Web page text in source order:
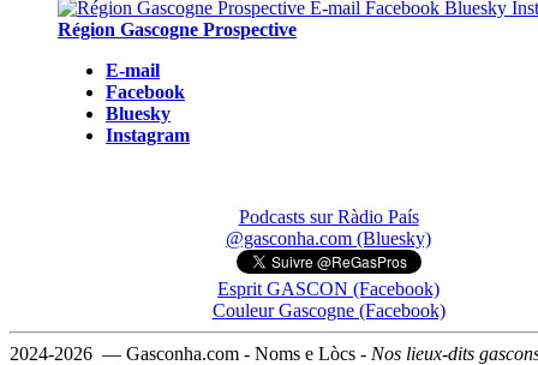
Région Gascogne Prospective
E-mail
Facebook
Bluesky
Instagram
Podcasts sur Ràdio País
@gasconha.com (Bluesky)
Esprit GASCON (Facebook)
Couleur Gascogne (Facebook)
2024-2026 — Gasconha.com - Noms e Lòcs - Nos lieux-dits